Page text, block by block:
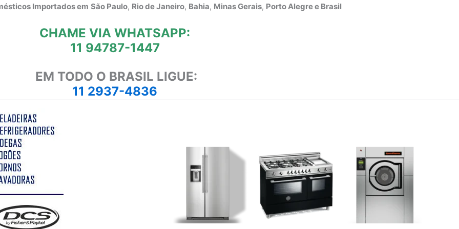
Importados em São Paulo, Rio de Janeiro, Bahia, Minas Gerais, Porto Alegre e Brasil
CHAME VIA WHATSAPP:
11 94787-1447
EM TODO O BRASIL LIGUE:
11 2937-4836